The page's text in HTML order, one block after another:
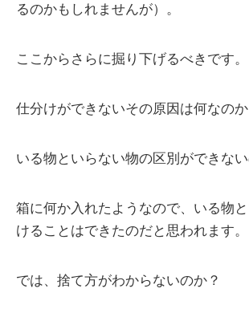
るのかもしれませんが）。
ここからさらに掘り下げるべきです。
仕分けができないその原因は何なのか
いる物といらない物の区別ができない
箱に何か入れたようなので、いる物
けることはできたのだと思われます。
では、捨て方がわからないのか？